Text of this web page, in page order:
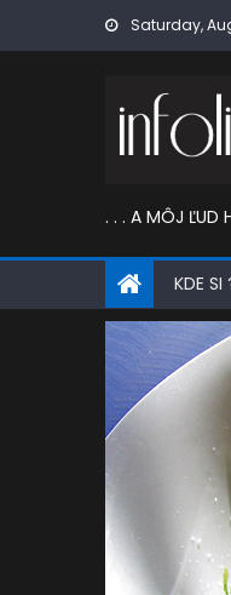
Saturday,
. . . A MÔJ ĽUD
KDE SI